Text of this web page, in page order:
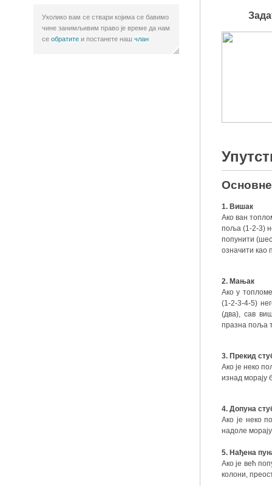
Уколико вам се ствари којима се бавимо
чине занимљивим право је време да нам
се обратите и постанете наш члан
1. Вишак
Ако ван
поља (1-2-3)
попунити
означити као
2. Мањак
Ако у
(1-2-3-4-5)
(два), сав
празна поља
3. Прекид
Ако је неко
изнад морају
4. Допуна
Ако је неко
надоле
5. Нађена
Ако је већ
колони,